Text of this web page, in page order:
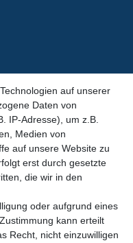
auf unserer
Daten von
IP-Adresse), um z.B.
Medien von
auf unsere Website zu
erst durch gesetzte
die wir in den
oder aufgrund eines
kann erteilt
Recht, nicht einzuwilligen